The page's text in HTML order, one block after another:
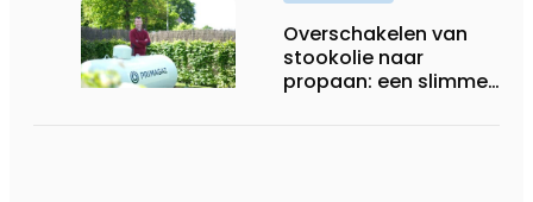
Overschakelen van
stookolie naar
propaan: een slimme